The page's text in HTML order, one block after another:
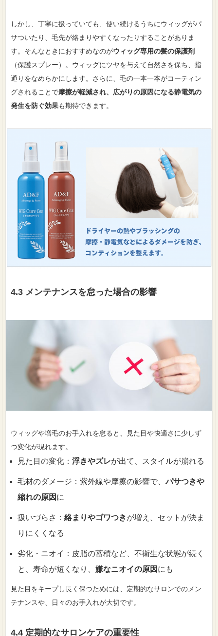
しかし、丁寧に扱っていても、使い続けるうちにウィッグがパ
サついたり、毛先が絡まりやすくなったりすることがありま
す。そんなときにおすすめなのがウィッグ専用の髪の保護剤
（保護スプレー）。ウィッグにツヤを与えて自然さを保ち、指
通りをなめらかにします。さらに、毛の一本一本がコーティン
グされることで摩擦が軽減され、広がりの原因になる静電気の
発生を防ぐ効果も期待できます。
4.3 メンテナンスを怠った場合の影響
ウィッグや増毛のお手入れを怠ると、見た目や快適さに少しず
つ変化が現れます。
見た目の変化：浮きやズレが出て、スタイルが崩れる
毛材のダメージ：紫外線や摩擦の影響で、パサつきや
縮れの原因 に
扱いづらさ：絡まりやゴワつきが増え、セットが決ま
りにくくなる
劣化・ニオイ：皮脂の蓄積など、不衛生な状態が続く
と、寿命が短くなり、嫌なニオイの原因 にも
見た目をキープし長く保つためには、定期的なサロンでのメン
テナンスや、日々のお手入れが大切です。
4.4 定期的なサロンケアの重要性